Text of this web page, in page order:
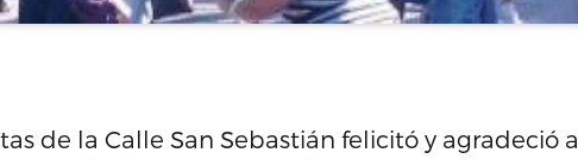
de la Calle San Sebastián felicitó y agradeció a